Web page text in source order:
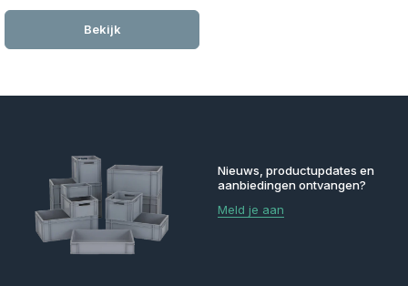
Bekijk
Nieuws, productupdates en
aanbiedingen ontvangen?
Meld je aan